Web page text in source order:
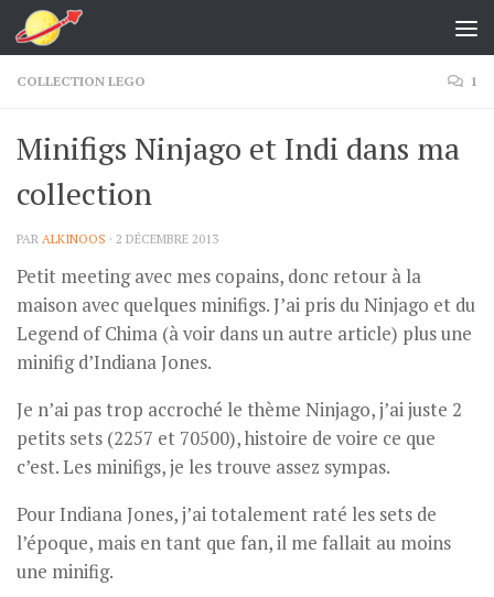
Skip to content
COLLECTION LEGO 1
Minifigs Ninjago et Indi dans ma
collection
PAR ALKINOOS · 2 DÉCEMBRE 2013
Petit meeting avec mes copains, donc retour à la
maison avec quelques minifigs. J’ai pris du Ninjago et du
Legend of Chima (à voir dans un autre article) plus une
minifig d’Indiana Jones.
Je n’ai pas trop accroché le thème Ninjago, j’ai juste 2
petits sets (2257 et 70500), histoire de voire ce que
c’est. Les minifigs, je les trouve assez sympas.
Pour Indiana Jones, j’ai totalement raté les sets de
l’époque, mais en tant que fan, il me fallait au moins
une minifig.